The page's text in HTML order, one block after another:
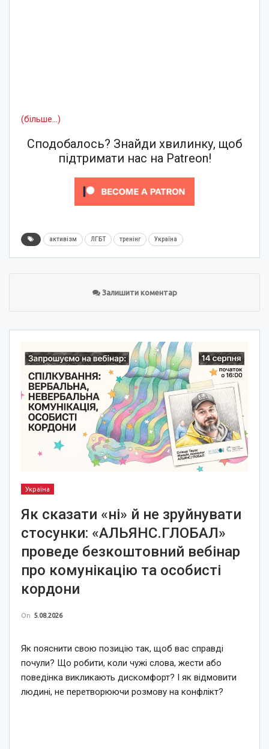
(більше…)
Сподобалось? Знайди хвилинку, щоб
підтримати нас на Patreon!
активізм ЛГБТ тренінг Україна
Залишити коментар
Україна
Як сказати «ні» й не зруйнувати
стосунки: «АЛЬЯНС.ГЛОБАЛ»
проведе безкоштовний вебінар
про комунікацію та особисті
кордони
On 5.08.2026
Як пояснити свою позицію так, щоб вас справді
почули? Що робити, коли чужі слова, жести або
поведінка викликають дискомфорт? І як відмовити
людині, не перетворюючи розмову на конфлікт?